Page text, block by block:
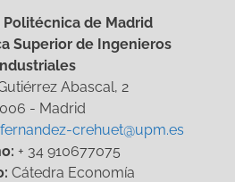
de Madrid
Superior de Ingenieros
Abascal, 2
- Madrid
crehuet@upm.es
+ 34 910677075
Cátedra Economía